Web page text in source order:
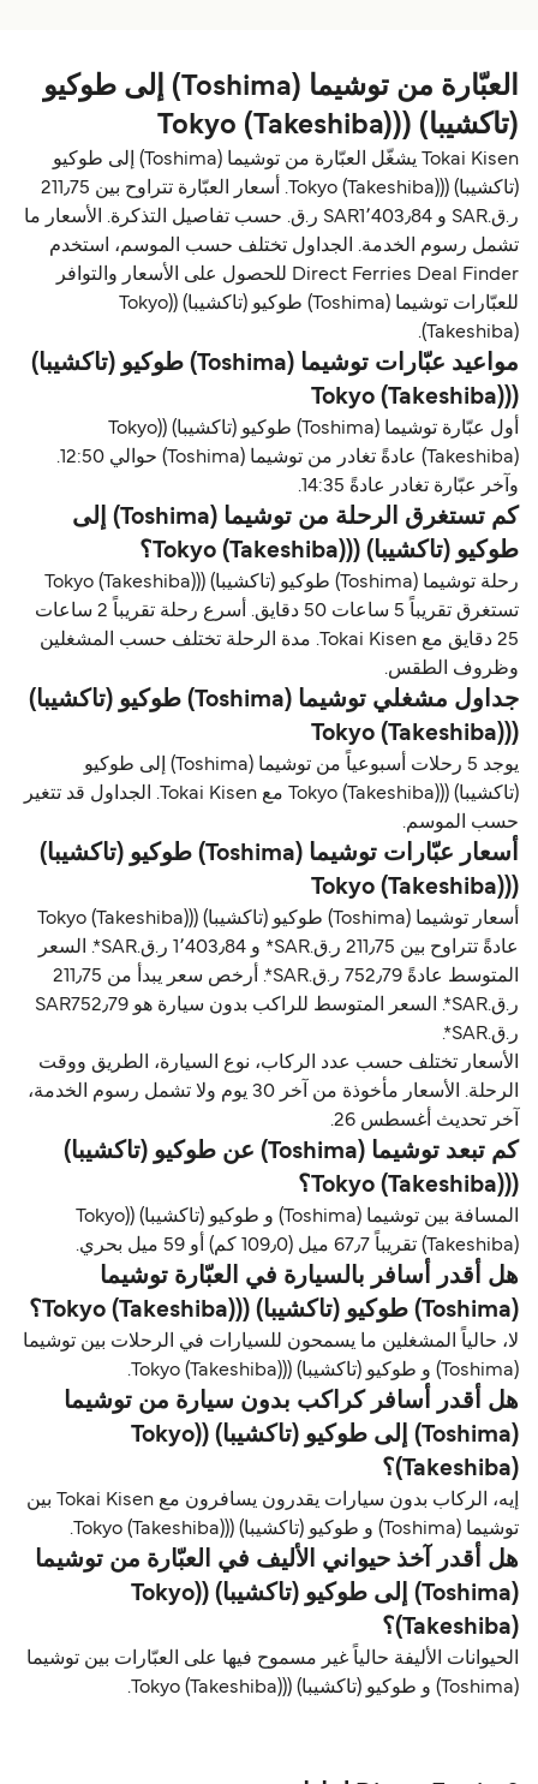
العبّارة من توشیما (Toshima) إلى طوكيو
(تاكشيبا) ((Tokyo (Takeshiba)
Tokai Kisen يشغّل العبّارة من توشیما (Toshima) إلى طوكيو
(تاكشيبا) ((Tokyo (Takeshiba). أسعار العبّارة تتراوح بين 211٫75
ر.ق.‏SAR و SAR1٬403٫84 ر.ق.‏ حسب تفاصيل التذكرة. الأسعار ما
تشمل رسوم الخدمة. الجداول تختلف حسب الموسم، استخدم
Direct Ferries Deal Finder للحصول على الأسعار والتوافر
للعبّارات توشیما (Toshima) طوكيو (تاكشيبا) ((Tokyo
(Takeshiba).
مواعيد عبّارات توشیما (Toshima) طوكيو (تاكشيبا)
((Tokyo (Takeshiba)
أول عبّارة توشیما (Toshima) طوكيو (تاكشيبا) ((Tokyo
(Takeshiba) عادةً تغادر من توشیما (Toshima) حوالي 12:50.
وآخر عبّارة تغادر عادةً 14:35.
كم تستغرق الرحلة من توشیما (Toshima) إلى
طوكيو (تاكشيبا) ((Tokyo (Takeshiba)؟
رحلة توشیما (Toshima) طوكيو (تاكشيبا) ((Tokyo (Takeshiba)
تستغرق تقريباً 5 ساعات 50 دقايق. أسرع رحلة تقريباً 2 ساعات
25 دقايق مع Tokai Kisen. مدة الرحلة تختلف حسب المشغلين
وظروف الطقس.
جداول مشغلي توشیما (Toshima) طوكيو (تاكشيبا)
((Tokyo (Takeshiba)
يوجد 5 رحلات أسبوعياً من توشیما (Toshima) إلى طوكيو
(تاكشيبا) ((Tokyo (Takeshiba) مع Tokai Kisen. الجداول قد تتغير
حسب الموسم.
أسعار عبّارات توشیما (Toshima) طوكيو (تاكشيبا)
((Tokyo (Takeshiba)
أسعار توشیما (Toshima) طوكيو (تاكشيبا) ((Tokyo (Takeshiba)
عادةً تتراوح بين 211٫75 ر.ق.‏SAR* و 1٬403٫84 ر.ق.‏SAR*. السعر
المتوسط عادةً 752٫79 ر.ق.‏SAR*. أرخص سعر يبدأ من 211٫75
ر.ق.‏SAR*. السعر المتوسط للراكب بدون سيارة هو SAR752٫79
ر.ق.‏SAR*.
الأسعار تختلف حسب عدد الركاب، نوع السيارة، الطريق ووقت
الرحلة. الأسعار مأخوذة من آخر 30 يوم ولا تشمل رسوم الخدمة،
آخر تحديث أغسطس 26.
كم تبعد توشیما (Toshima) عن طوكيو (تاكشيبا)
((Tokyo (Takeshiba)؟
المسافة بين توشیما (Toshima) و طوكيو (تاكشيبا) ((Tokyo
(Takeshiba) تقريباً 67٫7 ميل (109٫0 كم) أو 59 ميل بحري.
هل أقدر أسافر بالسيارة في العبّارة توشیما
(Toshima) طوكيو (تاكشيبا) ((Tokyo (Takeshiba)؟
لا، حالياً المشغلين ما يسمحون للسيارات في الرحلات بين توشیما
(Toshima) و طوكيو (تاكشيبا) ((Tokyo (Takeshiba).
هل أقدر أسافر كراكب بدون سيارة من توشیما
(Toshima) إلى طوكيو (تاكشيبا) ((Tokyo
(Takeshiba)؟
إيه، الركاب بدون سيارات يقدرون يسافرون مع Tokai Kisen بين
توشیما (Toshima) و طوكيو (تاكشيبا) ((Tokyo (Takeshiba).
هل أقدر آخذ حيواني الأليف في العبّارة من توشیما
(Toshima) إلى طوكيو (تاكشيبا) ((Tokyo
(Takeshiba)؟
الحيوانات الأليفة حالياً غير مسموح فيها على العبّارات بين توشیما
(Toshima) و طوكيو (تاكشيبا) ((Tokyo (Takeshiba).